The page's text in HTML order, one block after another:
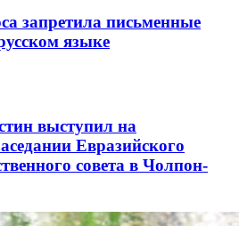
запретила письменные
языке
выступил на
Евразийского
совета в Чолпон-